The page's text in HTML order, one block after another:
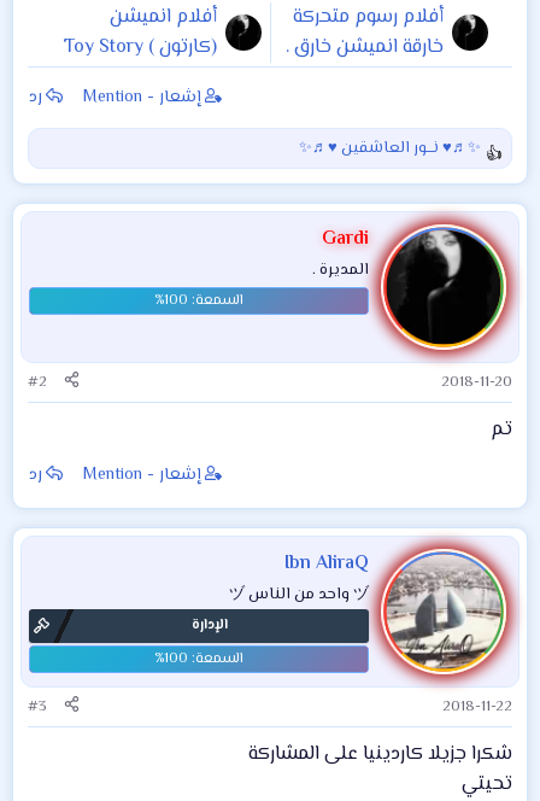
أفلام رسوم متحركة
خارقة انميشن خارق .
افلام كارتون
2019 2020 2021
2022 2023
أفلام انميشن
(كارتون ) Toy Story
4 (2019)قصة اللعبة
الجزء الرابع
إشعار - Mention رد
ا
ل
ت
ف
ا
ع
ل
ا
ت
:
✨♬♥ نـــور العاشقين ♥♬✨
Gardi
المديرة .
2018-11-20
#2
تم
إشعار - Mention رد
Ibn AliraQ
ヅ واحد من الناس ヅ
الإدارة
2018-11-22
#3
شكرا جزيلا كاردينيا على المشاركة
تحيتي